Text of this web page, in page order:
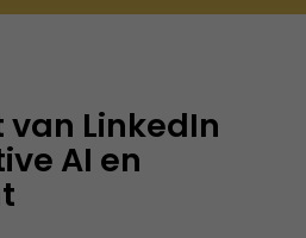
LinkedIn
AI en